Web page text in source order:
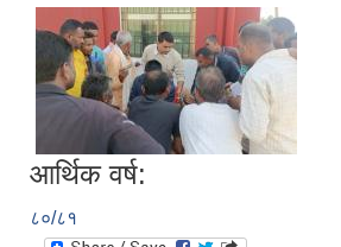
आर्थिक वर्ष:
८०/८१